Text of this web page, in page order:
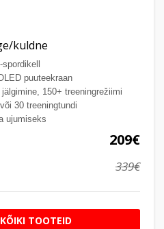
kuldne
puuteekraan
150+ treeningrežiimi
30 treeningtundi
ujumiseks
209€
339€
TOOTEID